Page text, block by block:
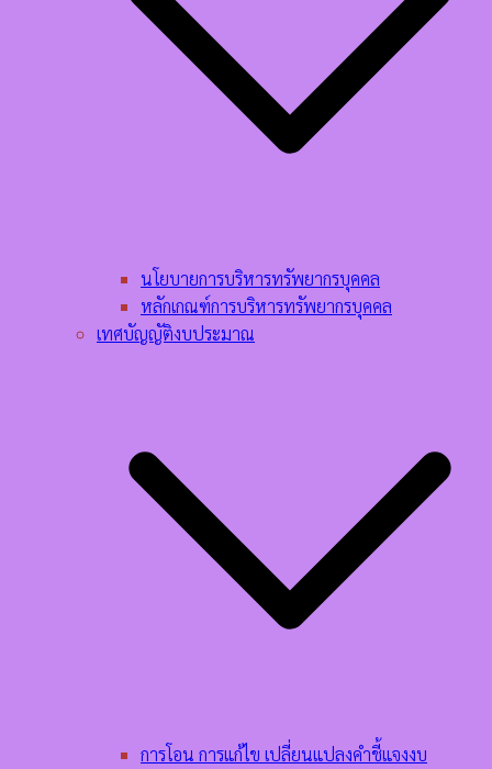
นโยบายการบริหารทรัพยากรบุคคล​
หลักเกณฑ์การบริหารทรัพยากรบุคคล​
เทศบัญญัติงบประมาณ
การโอน การแก้ไข เปลี่ยนแปลงคำชี้แจงงบ